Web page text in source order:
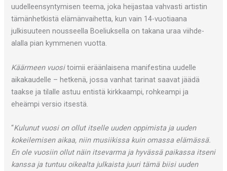
uudelleensyntymisen teema, joka heijastaa vahvasti artistin
tämänhetkistä elämänvaihetta, kun vain 14-vuotiaana
julkisuuteen nousseella Boeliuksella on takana uraa viihde-
alalla pian kymmenen vuotta.
Käärmeen vuositoimii eräänlaisena manifestina uudelle
aikakaudelle – hetkenä, jossa vanhat tarinat saavat jäädä
taakse ja tilalle astuu entistä kirkkaampi, rohkeampi ja
eheämpi versio itsestä.
“Kulunut vuosi on ollut itselle uuden oppimista ja uuden
kokeilemisen aikaa, niin musiikissa kuin omassa elämässä.
En ole vuosiin ollut näin itsevarma ja hyvässä paikassa itseni
kanssa ja tuntuu oikealta julkaista juuri tämä biisi uuden